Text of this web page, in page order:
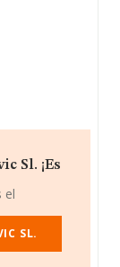
Sl. ¡Es
el
SL.